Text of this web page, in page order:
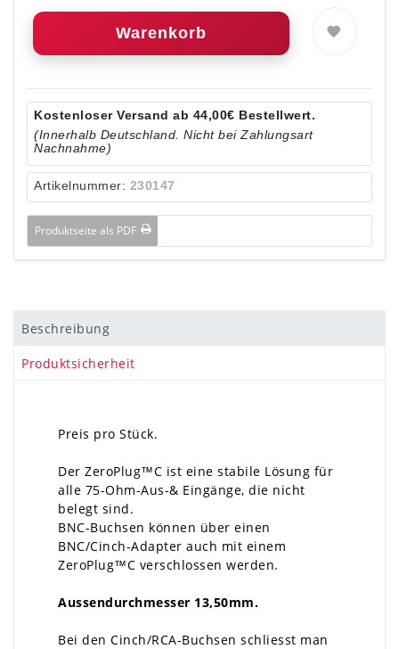
Warenkorb
Kostenloser Versand ab 44,00€ Bestellwert.
(Innerhalb Deutschland. Nicht bei Zahlungsart
Nachnahme)
Artikelnummer: 230147
Produktseite als PDF
Beschreibung
Produktsicherheit
Preis pro Stück.
Der ZeroPlug™C ist eine stabile Lösung für
alle 75-Ohm-Aus-& Eingänge, die nicht
belegt sind.
BNC-Buchsen können über einen
BNC/Cinch-Adapter auch mit einem
ZeroPlug™C verschlossen werden.
Aussendurchmesser 13,50mm.
Bei den Cinch/RCA-Buchsen schliesst man